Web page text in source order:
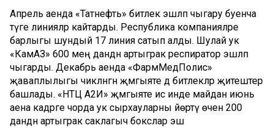
Апрель аенда «Татнефть» битлек эшләп чыгару буенча
тәүге линияләр кайтарды. Респуб­лика компанияләре
барлыгы шундый 17 линия сатып алды. Шулай ук
«КамАЗ» 600 мең данәдән артыграк рес­пиратор эшләп
чыгарды. Декабрь аенда «ФармМедПолис»
җаваплылыгы чикләнгән җәмгыяте дә битлекләр җитештерә
башлады. «НТЦ А2И» җәмгыяте исә инде майдан июнь
аена кадәрге чорда ук сырхауларны йөртү өчен 200
данәдән артыграк саклагыч бокслар эш